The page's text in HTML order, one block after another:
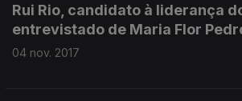
Rui Rio, candidato à liderança
entrevistado de Maria Flor
04 nov. 2017